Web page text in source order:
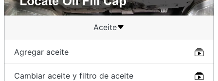
Aceite
Agregar aceite
Cambiar aceite y filtro de aceite